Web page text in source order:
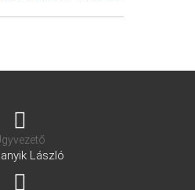
László